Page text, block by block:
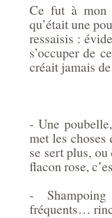
Ce fut à mon
qu’était une
ressaisis :
s’occuper de
créait jamais
- Une
met les choses
se sert plus,
flacon rose,
-
fréquents…